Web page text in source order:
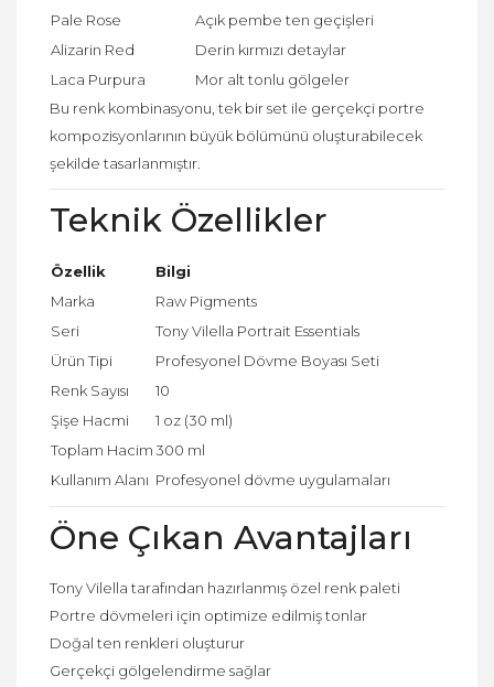
Pale Rose
Açık pembe ten geçişleri
Alizarin Red
Derin kırmızı detaylar
Laca Purpura
Mor alt tonlu gölgeler
Bu renk kombinasyonu, tek bir set ile gerçekçi portre
kompozisyonlarının büyük bölümünü oluşturabilecek
şekilde tasarlanmıştır.
Teknik Özellikler
Özellik
Bilgi
Marka
Raw Pigments
Seri
Tony Vilella Portrait Essentials
Ürün Tipi
Profesyonel Dövme Boyası Seti
Renk Sayısı
10
Şişe Hacmi
1 oz (30 ml)
Toplam Hacim300 ml
Kullanım Alanı Profesyonel dövme uygulamaları
Öne Çıkan Avantajları
Tony Vilella tarafından hazırlanmış özel renk paleti
Portre dövmeleri için optimize edilmiş tonlar
Doğal ten renkleri oluşturur
Gerçekçi gölgelendirme sağlar